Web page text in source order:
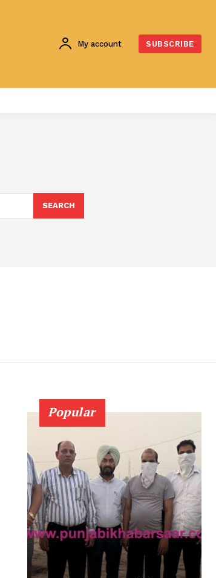
My account SUBSCRIBE
SEARCH
Popular